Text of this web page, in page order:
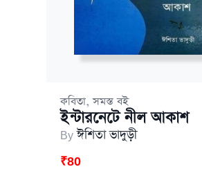
কবিতা,সমস্ত বই
ইন্টারনেটে নীল আকাশ
Byঈশিতা ভাদুড়ী
₹80